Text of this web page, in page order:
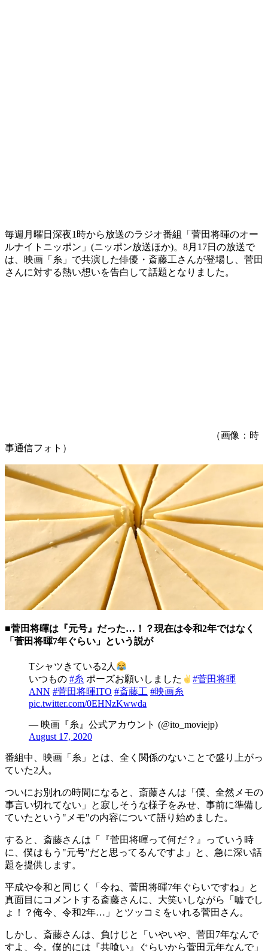
毎週月曜日深夜1時から放送のラジオ番組「菅田将暉のオー
ルナイトニッポン」(ニッポン放送ほか)。8月17日の放送で
は、映画「糸」で共演した俳優・斎藤工さんが登場し、菅田
さんに対する熱い想いを告白して話題となりました。
（画像：時
事通信フォト）
■菅田将暉は『元号』だった…！？現在は令和2年ではなく
「菅田将暉7年ぐらい」という説が
Tシャツきている2人
いつもの #糸 ポーズお願いしました
#菅田将暉
ANN #菅田将暉ITO #斎藤工 #映画糸
pic.twitter.com/0EHNzKwwda
— 映画『糸』公式アカウント (@ito_moviejp)
August 17, 2020
番組中、映画「糸」とは、全く関係のないことで盛り上がっ
ていた2人。
ついにお別れの時間になると、斎藤さんは「僕、全然メモの
事言い切れてない」と寂しそうな様子をみせ、事前に準備し
ていたという"メモ"の内容について語り始めました。
すると、斎藤さんは「『菅田将暉って何だ？』っていう時
に、僕はもう"元号"だと思ってるんですよ」と、急に深い話
題を提供します。
平成や令和と同じく「今ね、菅田将暉7年ぐらいですね」と
真面目にコメントする斎藤さんに、大笑いしながら「嘘でし
ょ！？俺今、令和2年…」とツッコミをいれる菅田さん。
しかし、斎藤さんは、負けじと「いやいや、菅田7年なんで
すよ、今。僕的には『共喰い』ぐらいから菅田元年なんで」